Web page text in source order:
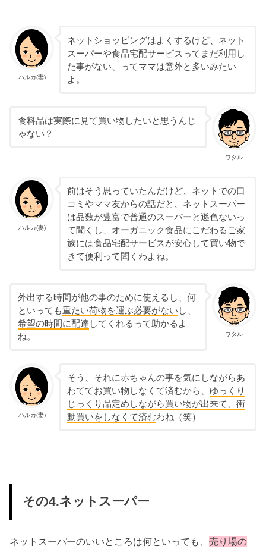
ハルカ(妻)
ネットショッピングはよくするけど、ネット
スーパーや食品宅配サービスってまだ利用し
た事がない、ってママは意外と多いみたい
よ。
ワタル
食料品は実際に見て買い物したいと思うんじ
ゃない？
ハルカ(妻)
前はそう思っていたんだけど、ネットでの口
コミやママ友からの話だと、ネットスーパー
は品数が豊富で普通のスーパーと遜色ないっ
て聞くし、オーガニック食品にこだわるご家
族には食品宅配サービスが安心して買い物で
きて便利って聞くわよね。
ワタル
外出する時間が他の事のために使えるし、何
といっても重たい荷物を運ぶ必要がない し、
希望の時間に配達 してくれるって助かるよ
ね。
ハルカ(妻)
そう、それに赤ちゃんの事を気にしながらあ
わててお買い物しなくて済むから、 ゆっくり
じっくり品定めしながら買い物が出来て、衝
動買いをしなくて済むわね（笑）
その4.ネットスーパー
ネットスーパーのいいところは何といっても、売り場の